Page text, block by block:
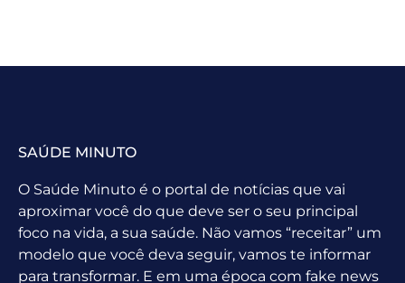
SAÚDE MINUTO
O Saúde Minuto é o portal de notícias que vai
aproximar você do que deve ser o seu principal
foco na vida, a sua saúde. Não vamos “receitar” um
modelo que você deva seguir, vamos te informar
para transformar. E em uma época com fake news